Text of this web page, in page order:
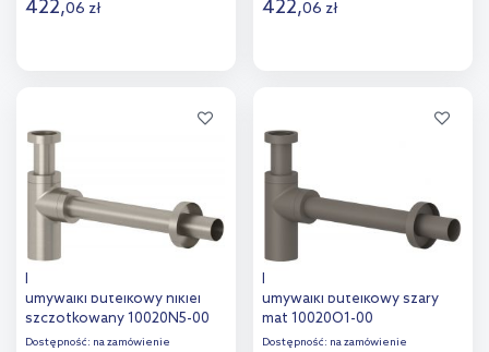
422,06 zł 422,06 zł
Kludi Design syfon do
umywalki butelkowy nikiel
szczotkowany 10020N5-00
Dostępność: na zamówienie
Kludi Design syfon do
umywalki butelkowy szary
mat 10020O1-00
Dostępność: na zamówienie